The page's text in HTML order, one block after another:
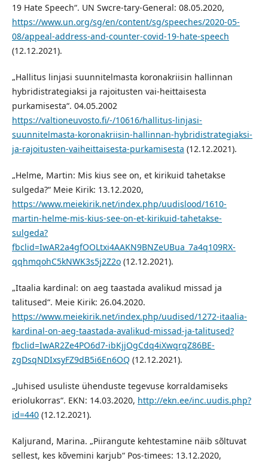
19 Hate Speech“. UN Swcre-tary-General: 08.05.2020,
https://www.un.org/sg/en/content/sg/speeches/2020-05-
08/appeal-address-and-counter-covid-19-hate-speech
(12.12.2021).
„Hallitus linjasi suunnitelmasta koronakriisin hallinnan
hybridistrategiaksi ja rajoitusten vai-heittaisesta
purkamisesta“. 04.05.2002
https://valtioneuvosto.fi/-/10616/hallitus-linjasi-
suunnitelmasta-koronakriisin-hallinnan-hybridistrategiaksi-
ja-rajoitusten-vaiheittaisesta-purkamisesta (12.12.2021).
„Helme, Martin: Mis kius see on, et kirikuid tahetakse
sulgeda?“ Meie Kirik: 13.12.2020,
https://www.meiekirik.net/index.php/uudislood/1610-
martin-helme-mis-kius-see-on-et-kirikuid-tahetakse-
sulgeda?
fbclid=IwAR2a4gfOOLtxi4AAKN9BNZeUBua_7a4q109RX-
qqhmqohC5kNWK3s5j2Z2o(12.12.2021).
„Itaalia kardinal: on aeg taastada avalikud missad ja
talitused“. Meie Kirik: 26.04.2020.
https://www.meiekirik.net/index.php/uudised/1272-itaalia-
kardinal-on-aeg-taastada-avalikud-missad-ja-talitused?
fbclid=IwAR2Ze4PO6d7-ibKjjOgCdq4iXwqrqZ86BE-
zgDsqNDIxsyFZ9dB5i6En6OQ (12.12.2021).
„Juhised usuliste ühenduste tegevuse korraldamiseks
eriolukorras“. EKN: 14.03.2020, http://ekn.ee/inc.uudis.php?
id=440(12.12.2021).
Kaljurand, Marina. „Piirangute kehtestamine näib sõltuvat
sellest, kes kõvemini karjub“ Pos-timees: 13.12.2020,